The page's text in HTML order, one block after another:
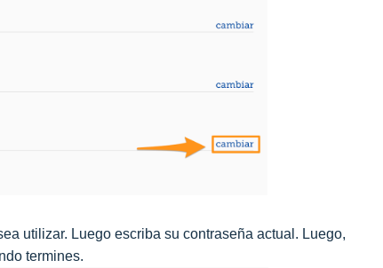
utilizar. Luego escriba su contraseña actual. Luego,
termines.